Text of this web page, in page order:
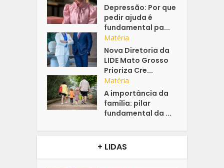
Depressão: Por que
pedir ajuda é
fundamental pa...
Matéria
Nova Diretoria da
LIDE Mato Grosso
Prioriza Cre...
Matéria
A importância da
família: pilar
fundamental da ...
+ LIDAS